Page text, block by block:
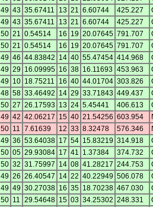
49 43 35.67411 13 21 6.60744 425.227
49 43 35.67411 13 21 6.60744 425.227
50 21 0.54514 16 19 20.07645 791.707
50 21 0.54514 16 19 20.07645 791.707
49 46 44.83842 14 40 55.47454 414.968
49 29 16.09995 16 38 16.11693 453.963
49 10 18.75211 16 40 44.01704 303.826
48 58 33.46492 14 29 33.71843 449.437
50 27 26.17593 13 24 5.45441 406.613
49 42 42.06217 15 40 21.54256 603.954
50 11 7.61639 12 33 8.32478 576.346
49 36 53.64038 17 54 15.83219 314.918
50 05 29.93084 17 41 1.37384 374.732
50 32 31.75997 14 08 41.28217 244.753
49 26 26.40547 14 22 40.22949 506.078
49 49 30.27038 16 35 18.70238 467.030
50 11 29.54648 15 03 34.25302 248.331